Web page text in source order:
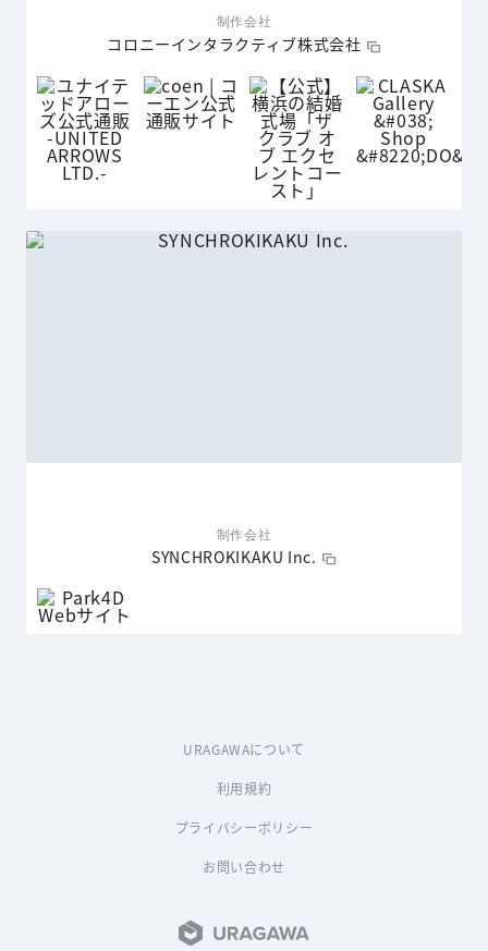
制作会社
コロニーインタラクティブ株式会社
制作会社
SYNCHROKIKAKU Inc.
URAGAWAについて
利用規約
プライバシーポリシー
お問い合わせ